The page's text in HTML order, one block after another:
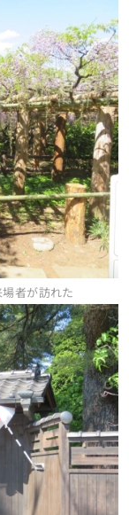
者が訪れた